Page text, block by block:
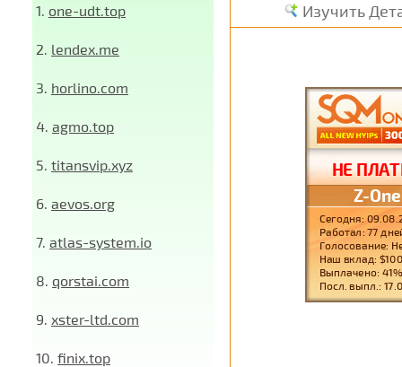
1. one-udt.top
2. lendex.me
3. horlino.com
4. agmo.top
5. titansvip.xyz
6. aevos.org
7. atlas-system.io
8. qorstai.com
9. xster-ltd.com
10. finix.top
Изучить